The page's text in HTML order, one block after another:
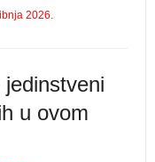
2026.
u ovom